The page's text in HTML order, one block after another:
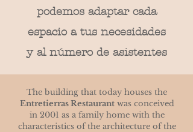
podemos adaptar cada
espacio a tus necesidades
y al número de asistentes
The building that today houses the
Entretierras Restaurantwas conceived
in 2001 as a family home with the
characteristics of the architecture of the